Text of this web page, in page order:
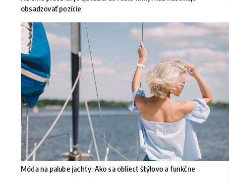
obsadzovať pozície
Móda na palube jachty: Ako sa obliecť štýlovo a funkčne